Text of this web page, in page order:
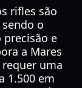
rifles são
o
precisão e
a Mares
uma
1.500 em